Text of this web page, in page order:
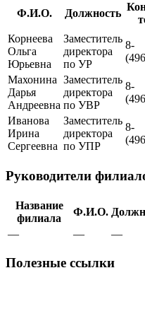
Ф.И.О. Должность
Корнеева
Ольга
Юрьевна
Заместитель
директора
по УР
8-
Махонина
Дарья
Андреевна
Заместитель
директора
по УВР
8-
Иванова
Ирина
Сергеевна
Заместитель
директора
по УПР
8-
Руководители
Название
филиала
Ф.И.О.
—
— —
Полезные ссылки